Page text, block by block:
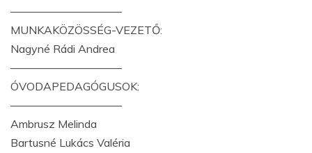
——————————
MUNKAKÖZÖSSÉG-VEZETŐ:
Nagyné Rádi Andrea
——————————
ÓVODAPEDAGÓGUSOK:
——————————
Ambrusz Melinda
Bartusné Lukács Valéria